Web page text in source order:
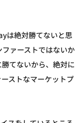
は絶対勝てないと思
ァーストではないか
てないから、絶対に
ストなマーケットプ